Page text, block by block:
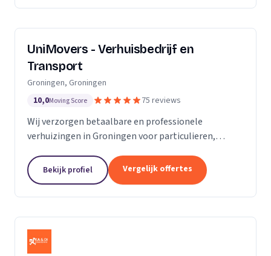
UniMovers - Verhuisbedrijf en
Transport
Groningen, Groningen
10,0Moving Score 75 reviews
Wij verzorgen betaalbare en professionele
verhuizingen in Groningen voor particulieren,
Bekijk profiel Vergelijk offertes